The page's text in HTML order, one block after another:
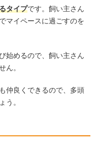
タイプです。飼い主さん
マイペースに過ごすのを
始めるので、飼い主さん
ん。
仲良くできるので、多頭
う。